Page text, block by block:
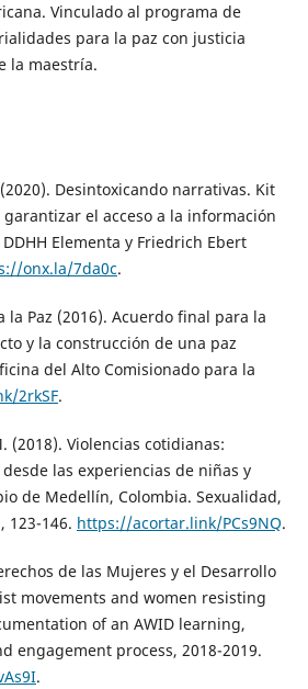
Vinculado al programa de
para la paz con justicia
la maestría.
Desintoxicando narrativas. Kit
el acceso a la información
Elementa y Friedrich Ebert
onx.la/7da0c.
la Paz (2016). Acuerdo final para la
y la construcción de una paz
del Alto Comisionado para la
2rkSF.
(2018). Violencias cotidianas:
las experiencias de niñas y
de Medellín, Colombia. Sexualidad,
123-146. https://acortar.link/PCs9NQ.
de las Mujeres y el Desarrollo
movements and women resisting
of an AWID learning,
engagement process, 2018-2019.
.